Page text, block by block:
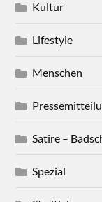
Kultur
Lifestyle
Menschen
Satire –
Spezial